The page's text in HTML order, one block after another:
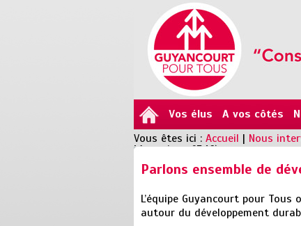
Vos élus A vos côtés
Vous êtes ici : Accueil | Nous
Magazine n°540)
Parlons ensemble de
L’équipe Guyancourt pour
autour du développement